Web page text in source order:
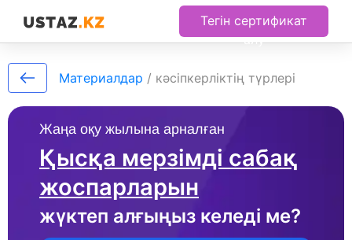
Тегін сертификат
алу
Жаңа оқу жылына арналған
Қысқа мерзімді сабақ
жоспарларын
жүктеп алғыңыз келеді ме?
Материалдар / кәсіпкерліктің түрлері